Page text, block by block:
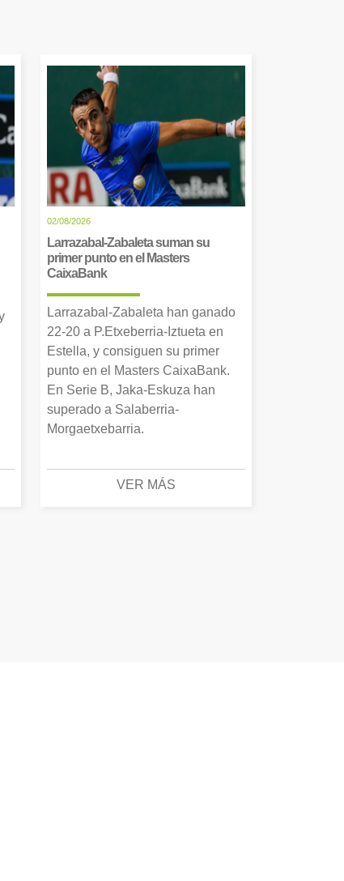
02/08/2026
Larrazabal-Zabaleta suman su
primer punto en el Masters
CaixaBank
Larrazabal-Zabaleta han ganado
22-20 a P.Etxeberria-Iztueta en
Estella, y consiguen su primer
punto en el Masters CaixaBank.
En Serie B, Jaka-Eskuza han
superado a Salaberria-
Morgaetxebarria.
VER MÁS